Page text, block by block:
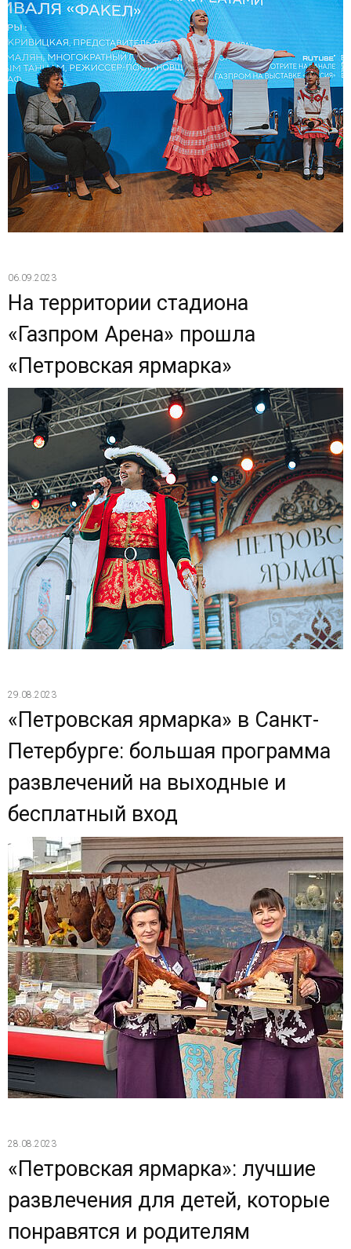
06.09.2023
На территории стадиона
«Газпром Арена» прошла
«Петровская ярмарка»
29.08.2023
«Петровская ярмарка» в Санкт-
Петербурге: большая программа
развлечений на выходные и
бесплатный вход
28.08.2023
«Петровская ярмарка»: лучшие
развлечения для детей, которые
понравятся и родителям